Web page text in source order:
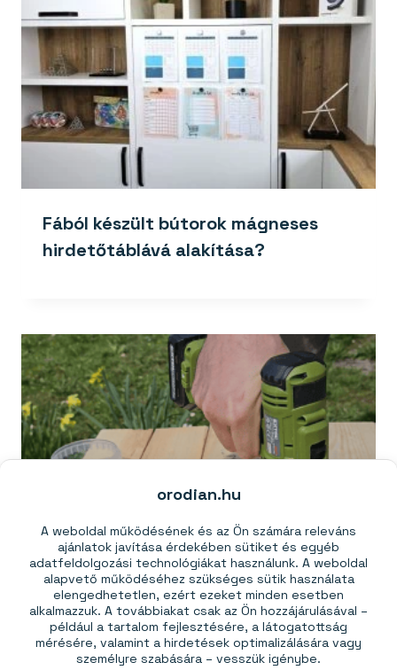
orodian.hu
A weboldal működésének és az Ön számára releváns
ajánlatok javítása érdekében sütiket és egyéb
adatfeldolgozási technológiákat használunk. A weboldal
alapvető működéséhez szükséges sütik használata
elengedhetetlen, ezért ezeket minden esetben
alkalmazzuk. A továbbiakat csak az Ön hozzájárulásával –
például a tartalom fejlesztésére, a látogatottság
mérésére, valamint a hirdetések optimalizálására vagy
személyre szabására – vesszük igénybe.
Fából készült bútorok mágneses
hirdetőtáblává alakítása?
Mágneses kütyük férfiaknak (1.
rész)